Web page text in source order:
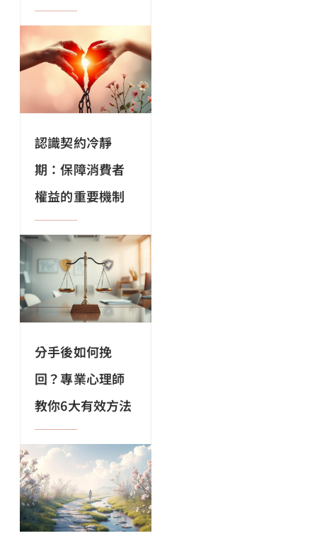
認識契約冷靜
期：保障消費者
權益的重要機制
分手後如何挽
回？專業心理師
教你6大有效方法